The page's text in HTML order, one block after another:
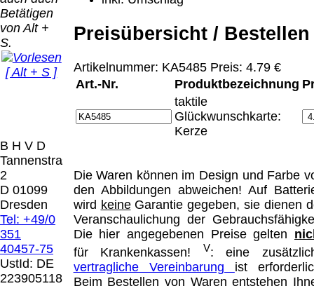
Betätigen
von Alt +
S.
[ Alt + S ]
B H V D
Tannenstrasse
2
D 01099
Dresden
Tel: +49/0
351
40457-75
UstId: DE
223905118
Preisübersicht / Bestellen
Artikelnummer: KA5485 Preis: 4.79 €
Art.-Nr.
Produktbezeichnung
taktile
Glückwunschkarte:
Kerze
Die Waren können im Design und Farbe
den Abbildungen abweichen! Auf
wird keineGarantie gegeben, sie dienen
Veranschaulichung der
Die hier angegebenen Preise gelten
für Krankenkassen!
V: eine
vertragliche Vereinbarung ist
Beim Bestellen von Waren entstehen
Der Versand erfolgt
als versichertes
Paket.
Selbstabholung
von
Ausstellungen:
erhalten Sie per
Email z.B. einen
Lizenzschlüssel
und die
Rechnung /
Lieferschein. Sie
erhalten also
keinen
Die in diesem Dokument genannten
Warenzeichen sind Eigentum der jeweiligen
Firmen. Preisänderungen, Irrtümer und
technische Änderungen vorbehalten.
letzte Änderung: 20. April 2026 Blinden
Hilfsmittel Vertrieb Dresden,
2026
Wir